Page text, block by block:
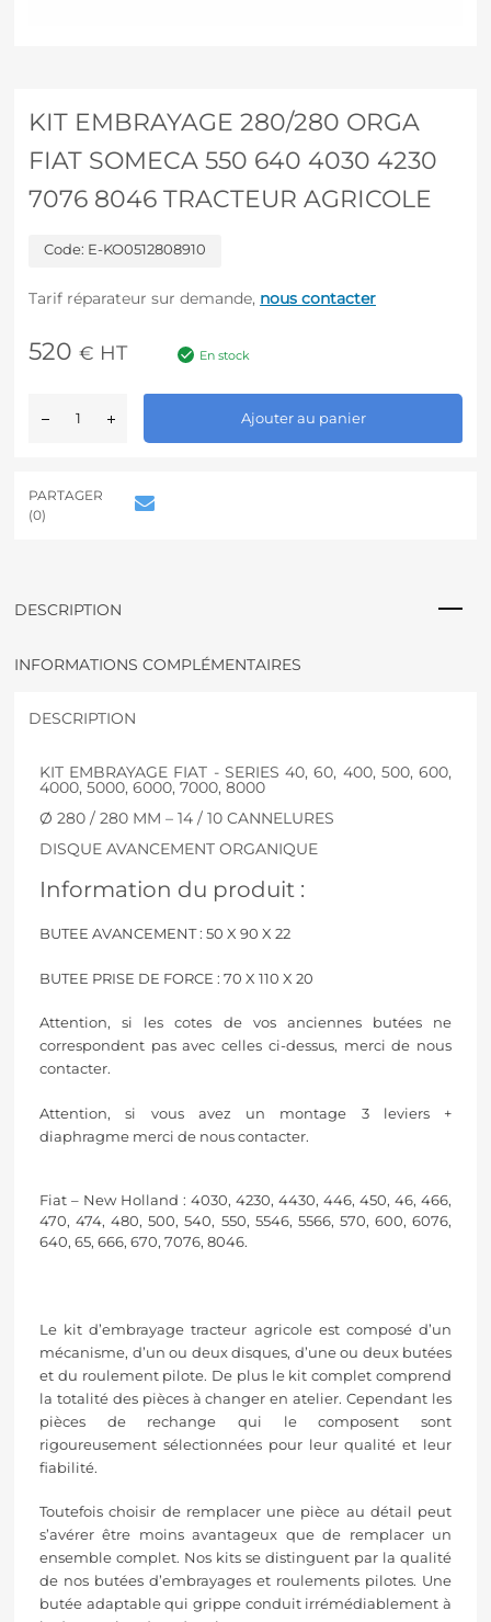
KIT EMBRAYAGE 280/280 ORGA
FIAT SOMECA 550 640 4030 4230
7076 8046 TRACTEUR AGRICOLE
Code: E-KO0512808910
Tarif réparateur sur demande, nous contacter
520 € HT En stock
Ajouter au panier
PARTAGER
(0)
DESCRIPTION
INFORMATIONS COMPLÉMENTAIRES
DESCRIPTION
KIT EMBRAYAGE FIAT - SERIES 40, 60, 400, 500, 600,
4000, 5000, 6000, 7000, 8000
Ø 280 / 280 MM – 14 / 10 CANNELURES
DISQUE AVANCEMENT ORGANIQUE
Information du produit :
BUTEE AVANCEMENT : 50 X 90 X 22
BUTEE PRISE DE FORCE : 70 X 110 X 20
Attention, si les cotes de vos anciennes butées ne
correspondent pas avec celles ci-dessus, merci de nous
contacter.
Attention, si vous avez un montage 3 leviers +
diaphragme merci de nous contacter.
Fiat – New Holland : 4030, 4230, 4430, 446, 450, 46, 466,
470, 474, 480, 500, 540, 550, 5546, 5566, 570, 600, 6076,
640, 65, 666, 670, 7076, 8046.
Le kit d’embrayage tracteur agricole est composé d’un
mécanisme, d’un ou deux disques, d’une ou deux butées
et du roulement pilote. De plus le kit complet comprend
la totalité des pièces à changer en atelier. Cependant les
pièces de rechange qui le composent sont
rigoureusement sélectionnées pour leur qualité et leur
fiabilité.
Toutefois choisir de remplacer une pièce au détail peut
s’avérer être moins avantageux que de remplacer un
ensemble complet. Nos kits se distinguent par la qualité
de nos butées d’embrayages et roulements pilotes. Une
butée adaptable qui grippe conduit irrémédiablement à